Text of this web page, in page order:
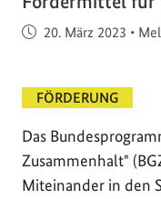
Veröffentlicht am
20. März 2023 •
FÖRDERUNG
Das
Zusammenhalt"
Miteinander in den